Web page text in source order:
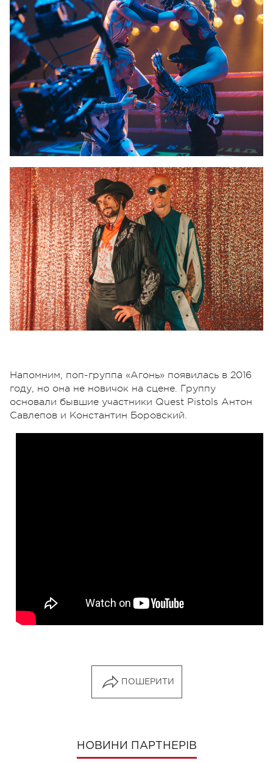
Напомним, поп-группа «Агонь» появилась в 2016
году, но она не новичок на сцене. Группу
основали бывшие участники Quest Pistols Антон
Савлепов и Константин Боровский.
ПОШЕРИТИ
НОВИНИ ПАРТНЕРІВ